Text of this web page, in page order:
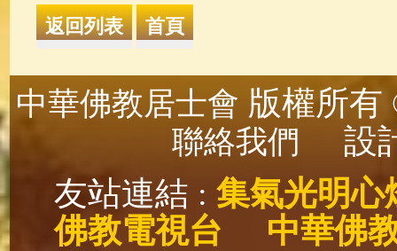
中華佛教居士會 版權所
聯絡我們
設
友站連結 : 集氣光明心
佛教電視台
中華佛